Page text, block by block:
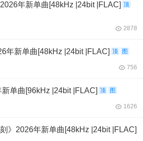
年新单曲[48kHz |24bit |FLAC] 顶
2878
年新单曲[48kHz |24bit |FLAC] 顶 图
756
单曲[96kHz |24bit |FLAC] 顶 图
1626
》2026年新单曲[48kHz |24bit |FLAC]